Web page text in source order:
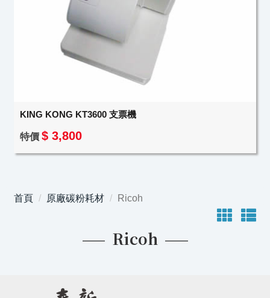
KING KONG KT3600 支票機
特價 $ 3,800
首頁 原廠碳粉耗材 Ricoh
Ricoh